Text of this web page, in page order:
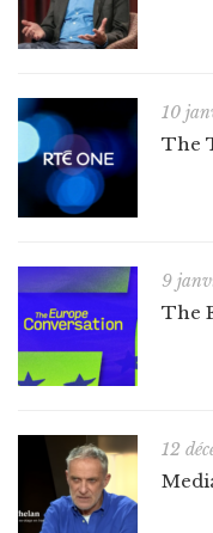
10
The
9
The
12